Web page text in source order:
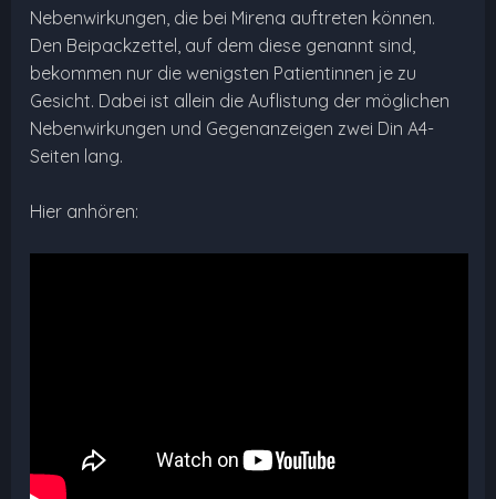
Nebenwirkungen, die bei Mirena auftreten können.
Den Beipackzettel, auf dem diese genannt sind,
bekommen nur die wenigsten Patientinnen je zu
Gesicht. Dabei ist allein die Auflistung der möglichen
Nebenwirkungen und Gegenanzeigen zwei Din A4-
Seiten lang.
Hier anhören: